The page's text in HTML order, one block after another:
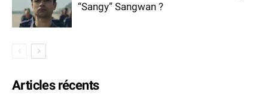
“Sangy” Sangwan ?
Articles récents